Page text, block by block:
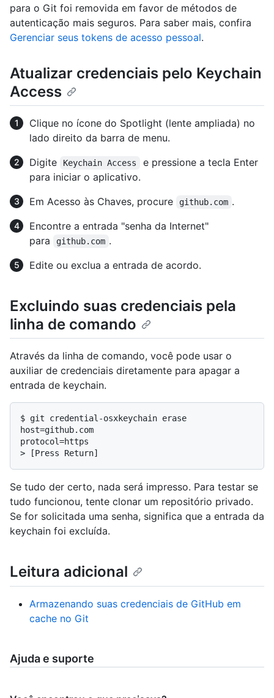
para o Git foi removida em favor de métodos de
autenticação mais seguros. Para saber mais, confira
Gerenciar seus tokens de acesso pessoal.
Atualizar credenciais pelo Keychain
Access
Clique no ícone do Spotlight (lente ampliada) no
lado direito da barra de menu.
Digite
Keychain Access
e pressione a tecla Enter
para iniciar o aplicativo.
Em Acesso às Chaves, procure
github.com .
Encontre a entrada "senha da Internet"
para
github.com .
Edite ou exclua a entrada de acordo.
Excluindo suas credenciais pela
linha de comando
Através da linha de comando, você pode usar o
auxiliar de credenciais diretamente para apagar a
entrada de keychain.
$ git credential-osxkeychain erase
host=github.com
>
[Press Return]
Se tudo der certo, nada será impresso. Para testar se
tudo funcionou, tente clonar um repositório privado.
Se for solicitada uma senha, significa que a entrada da
keychain foi excluída.
Leitura adicional
Armazenando suas credenciais de GitHub em
cache no Git
Ajuda e suporte